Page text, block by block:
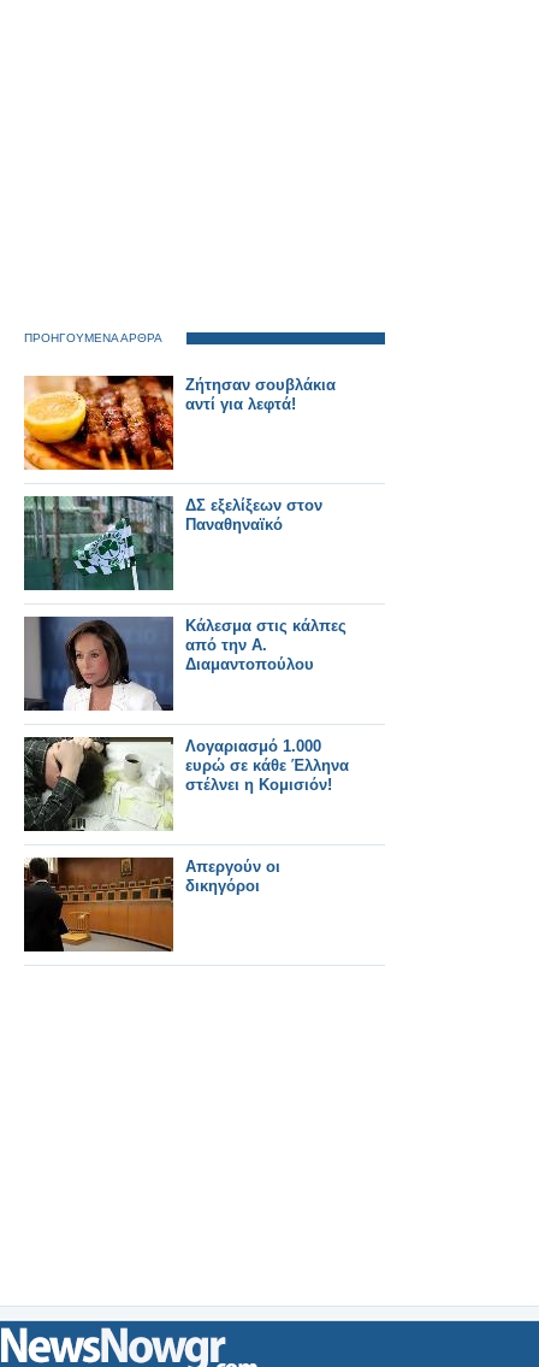
ΠΡΟΗΓΟΥΜΕΝΑ ΑΡΘΡΑ
Ζήτησαν σουβλάκια
αντί για λεφτά!
ΔΣ εξελίξεων στον
Παναθηναϊκό
Κάλεσμα στις κάλπες
από την Α.
Διαμαντοπούλου
Λογαριασμό 1.000
ευρώ σε κάθε Έλληνα
στέλνει η Κομισιόν!
Απεργούν οι
δικηγόροι